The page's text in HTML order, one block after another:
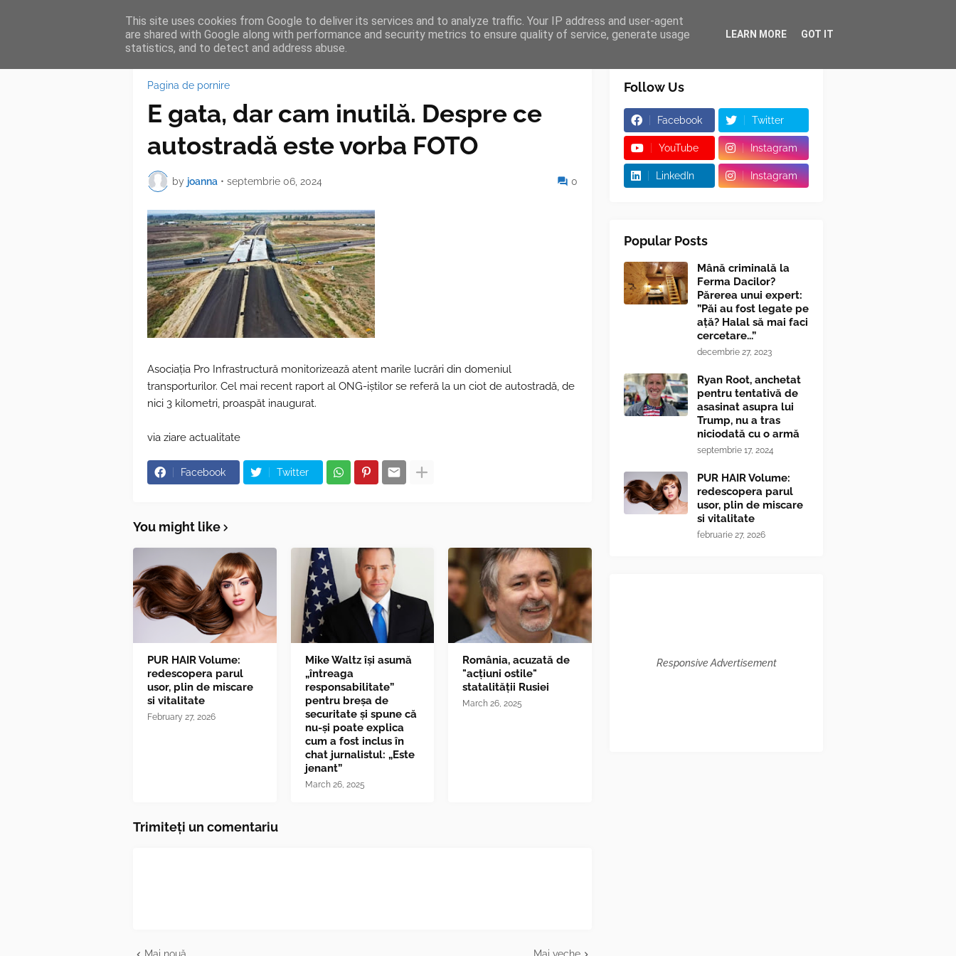
HOME FEATURES BLOGGER TIPOGRAPHY SHORTCODES
Pagina de pornire
E gata, dar cam inutilă. Despre ce
autostradă este vorba FOTO
by joanna • septembrie 06, 2024 0
Asociația Pro Infrastructură monitorizează atent marile lucrări din domeniul
transporturilor. Cel mai recent raport al ONG-iștilor se referă la un ciot de autostradă, de
nici 3 kilometri, proaspăt inaugurat.
via ziare actualitate
Facebook Twitter
You might like
PUR HAIR Volume:
redescopera parul
usor, plin de miscare
si vitalitate
February 27, 2026
Mike Waltz îşi asumă
„întreaga
responsabilitate”
pentru breşa de
securitate și spune că
nu-și poate explica
cum a fost inclus în
chat jurnalistul: „Este
jenant”
March 26, 2025
România, acuzată de
"acțiuni ostile"
statalității Rusiei
March 26, 2025
Trimiteți un comentariu
Follow Us
Facebook Twitter
YouTube Instagram
LinkedIn Instagram
Popular Posts
Mână criminală la
Ferma Dacilor?
Părerea unui expert:
”Păi au fost legate pe
ață? Halal să mai faci
cercetare...”
decembrie 27, 2023
Ryan Root, anchetat
pentru tentativă de
asasinat asupra lui
Trump, nu a tras
niciodată cu o armă
septembrie 17, 2024
PUR HAIR Volume:
redescopera parul
usor, plin de miscare
si vitalitate
februarie 27, 2026
Responsive Advertisement
This site uses cookies from Google to deliver its services and to analyze traffic. Your IP address and user-agent
are shared with Google along with performance and security metrics to ensure quality of service, generate usage
statistics, and to detect and address abuse.
LEARN MORE GOT IT